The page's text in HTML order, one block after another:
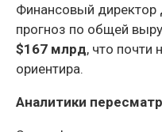
Финансовый
прогноз по общей
$167 млрд, что
ориентира.
Аналитики